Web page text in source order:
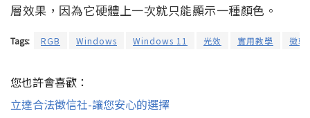
層效果，因為它硬體上一次就只能顯示一種顏色。
Tags: RGB Windows Windows 11 光效 實用教學 微軟
您也許會喜歡：
立達合法徵信社-讓您安心的選擇